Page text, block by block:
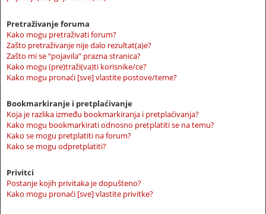
Pretraživanje foruma
Kako mogu pretraživati forum?
Zašto pretraživanje nije dalo rezultat(a)e?
Zašto mi se “pojavila” prazna stranica?
Kako mogu (pre)traži(va)ti korisnike/ce?
Kako mogu pronaći [sve] vlastite postove/teme?
Bookmarkiranje i pretplaćivanje
Koja je razlika između bookmarkiranja i pretplaćivanja?
Kako mogu bookmarkirati odnosno pretplatiti se na temu?
Kako se mogu pretplatiti na forum?
Kako se mogu odpretplatiti?
Privitci
Postanje kojih privitaka je dopušteno?
Kako mogu pronaći [sve] vlastite privitke?